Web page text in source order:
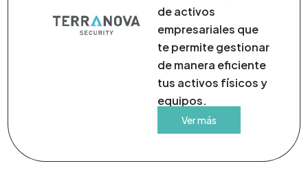
de activos
empresariales que
te permite gestionar
de manera eficiente
tus activos físicos y
equipos.
Ver más